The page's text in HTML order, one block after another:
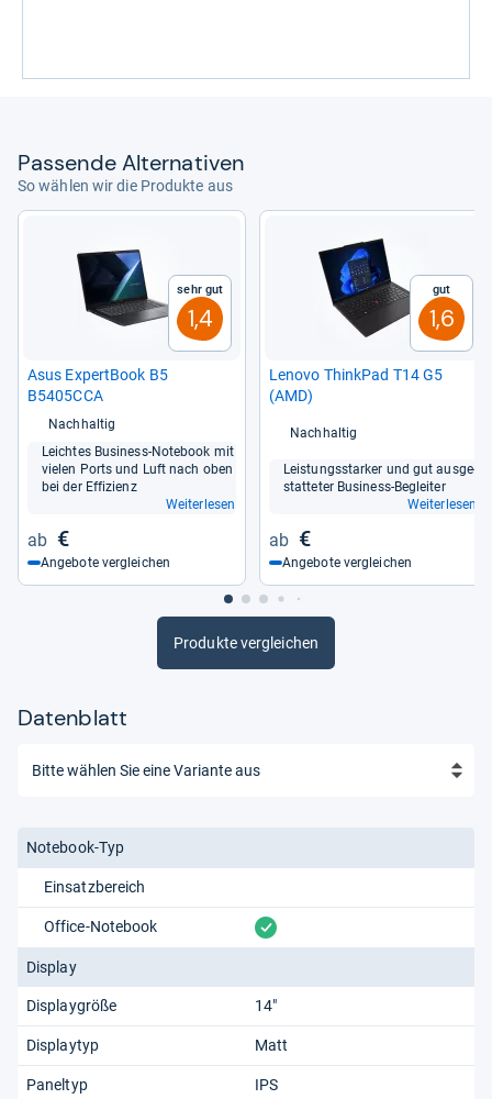
Pas­sende Alter­na­ti­ven
So wählen wir die Produkte aus
Sehr gut
1,4
Asus Expert­Book B5
B5405CCA
Nachhaltig
Leich­tes Busi­ness-​Note­book mit
vie­len Ports und Luft nach oben
bei der Effi­zi­enz
Weiterlesen
€
Angebote vergleichen
Gut
1,6
Lenovo Think­Pad T14 G5
(AMD)
Nachhaltig
Leis­tungs­star­ker und gut aus­ge­
stat­te­ter Busi­ness-​Beglei­ter
Weiterlesen
€
Angebote vergleichen
Produkte vergleichen
Datenblatt
Notebook-Typ
Einsatzbereich
Office-Notebook vorhanden
Display
Displaygröße 14"
Displaytyp Matt
Paneltyp IPS